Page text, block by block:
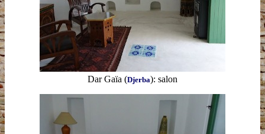
Dar Gaïa (Djerba): salon